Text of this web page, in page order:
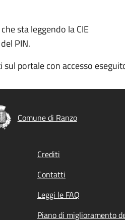
sta leggendo la CIE
PIN.
portale con accesso
Comune di Ranzo
Crediti
Contatti
Leggi le FAQ
Piano di miglioramento